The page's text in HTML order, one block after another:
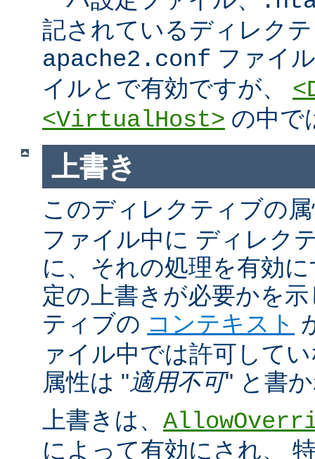
記されているディレク
apache2.conf ファイ
イルとで有効ですが、
<VirtualHost> の中で
上書き
このディレクティブの
ファイル中に ディレク
に、それの処理を有効
定の上書きが必要かを
ティブの コンテキスト
ァイル中では許可して
属性は "適用不可" と書
上書きは、
によって有効にされ、